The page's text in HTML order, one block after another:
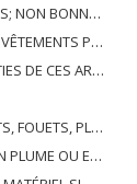
BONNETERIE
TEXTILES USÉS; RAGS
CES ARTICLES
ET LEURS PARTIES
DE CHEVEUX HUMAINS